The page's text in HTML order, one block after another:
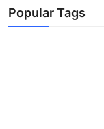
Popular Tags